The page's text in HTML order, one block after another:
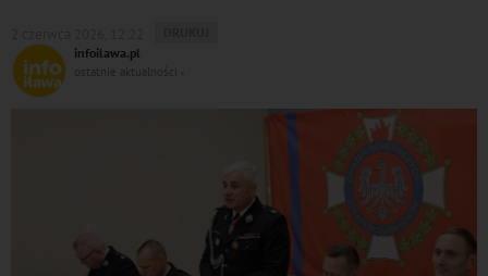
DO
infoilawa.pl
ostatnie aktualności ‹